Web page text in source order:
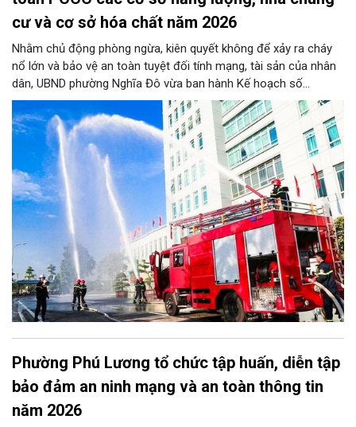
cư và cơ sở hóa chất năm 2026
Nhằm chủ động phòng ngừa, kiên quyết không để xảy ra cháy
nổ lớn và bảo vệ an toàn tuyệt đối tính mạng, tài sản của nhân
dân, UBND phường Nghĩa Đô vừa ban hành Kế hoạch số
276/KH-UBND. Theo đó, từ nay đến trước ngày 25/11/2026,
phường Nghĩa Đô sẽ ra quân kiểm tra định kỳ và đột xuất đối
với 100% cơ sở năng lượng, nhà chung cư (bao gồm nhà tập
thể, nhà đa năng/hỗn hợp) và cơ sở hóa chất trên toàn địa bàn,
đặc biệt dứt điểm kiểm tra toàn bộ các cơ sở nhà chung cư.
Phường Phú Lương tổ chức tập huấn, diễn tập
bảo đảm an ninh mạng và an toàn thông tin
năm 2026